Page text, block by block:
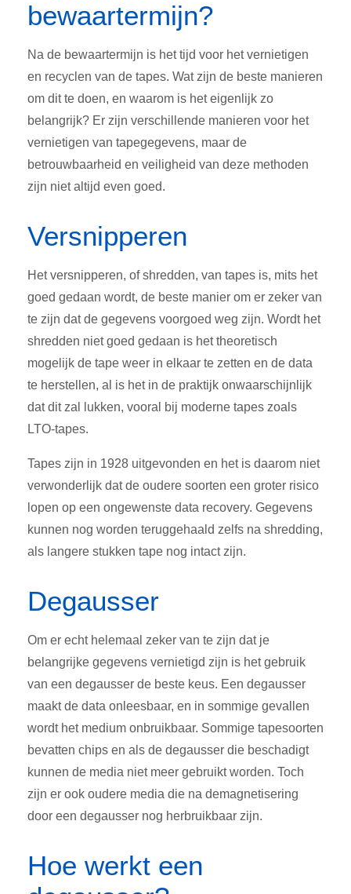
bewaartermijn?
Na de bewaartermijn is het tijd voor het vernietigen
en recyclen van de tapes. Wat zijn de beste manieren
om dit te doen, en waarom is het eigenlijk zo
belangrijk? Er zijn verschillende manieren voor het
vernietigen van tapegegevens, maar de
betrouwbaarheid en veiligheid van deze methoden
zijn niet altijd even goed.
Versnipperen
Het versnipperen, of shredden, van tapes is, mits het
goed gedaan wordt, de beste manier om er zeker van
te zijn dat de gegevens voorgoed weg zijn. Wordt het
shredden niet goed gedaan is het theoretisch
mogelijk de tape weer in elkaar te zetten en de data
te herstellen, al is het in de praktijk onwaarschijnlijk
dat dit zal lukken, vooral bij moderne tapes zoals
LTO-tapes.
Tapes zijn in 1928 uitgevonden en het is daarom niet
verwonderlijk dat de oudere soorten een groter risico
lopen op een ongewenste data recovery. Gegevens
kunnen nog worden teruggehaald zelfs na shredding,
als langere stukken tape nog intact zijn.
Degausser
Om er echt helemaal zeker van te zijn dat je
belangrijke gegevens vernietigd zijn is het gebruik
van een degausser de beste keus. Een degausser
maakt de data onleesbaar, en in sommige gevallen
wordt het medium onbruikbaar. Sommige tapesoorten
bevatten chips en als de degausser die beschadigt
kunnen de media niet meer gebruikt worden. Toch
zijn er ook oudere media die na demagnetisering
door een degausser nog herbruikbaar zijn.
Hoe werkt een